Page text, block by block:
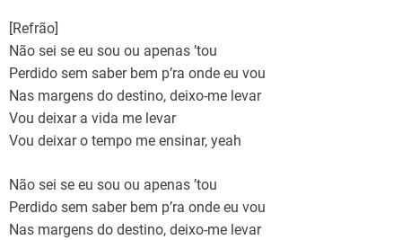
[Refrão]
Não sei se eu sou ou apenas ’tou
Perdido sem saber bem p’ra onde eu vou
Nas margens do destino, deixo-me levar
Vou deixar a vida me levar
Vou deixar o tempo me ensinar, yeah
Não sei se eu sou ou apenas ’tou
Perdido sem saber bem p’ra onde eu vou
Nas margens do destino, deixo-me levar